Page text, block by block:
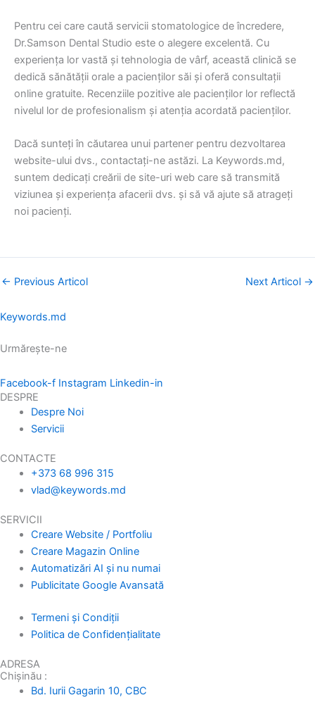
Pentru cei care caută servicii stomatologice de încredere,
Dr.Samson Dental Studio este o alegere excelentă. Cu
experiența lor vastă și tehnologia de vârf, această clinică se
dedică sănătății orale a pacienților săi și oferă consultații
online gratuite. Recenziile pozitive ale pacienților lor reflectă
nivelul lor de profesionalism și atenția acordată pacienților.
Dacă sunteți în căutarea unui partener pentru dezvoltarea
website-ului dvs., contactați-ne astăzi. La Keywords.md,
suntem dedicați creării de site-uri web care să transmită
viziunea și experiența afacerii dvs. și să vă ajute să atrageți
noi pacienți.
← Previous Articol Next Articol →
Keywords.md
Urmărește-ne
Facebook-f Instagram Linkedin-in
DESPRE
Despre Noi
Servicii
CONTACTE
+373 68 996 315
vlad@keywords.md
SERVICII
Creare Website / Portfoliu
Creare Magazin Online
Automatizări AI și nu numai
Publicitate Google Avansată
Termeni și Condiții
Politica de Confidențialitate
ADRESA
Chișinău :
Bd. Iurii Gagarin 10, CBC